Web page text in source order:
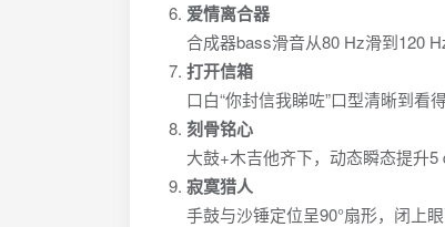
爱情离合器
合成器bass滑音从80 Hz滑到120
打开信箱
口白“你封信我睇咗”口型清晰到看
刻骨铭心
大鼓+木吉他齐下，动态瞬态提升5
寂寞猎人
手鼓与沙锤定位呈90°扇形，闭上